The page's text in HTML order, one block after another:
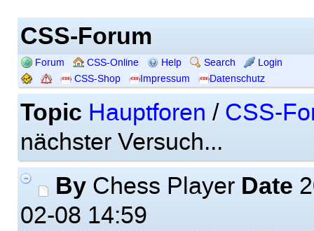
CSS-Forum
Forum CSS-Online Help Search
Login
CSS-Shop
Impressum Datenschutz
Topic Hauptforen / CSS-
nächster Versuch...
ByChess Player Date
02-08 14:59